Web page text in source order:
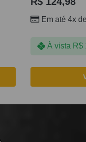
Em até 4x
À vista R$